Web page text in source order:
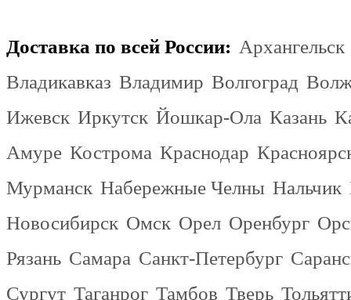
Доставка по всей России: Архангельск
Владикавказ Владимир Волгоград
Ижевск Иркутск Йошкар-Ола Казань
Амуре Кострома Краснодар
Мурманск Набережные Челны Нальчик
Новосибирск Омск Орел Оренбург
Рязань Самара Санкт-Петербург
Сургут Таганрог Тамбов Тверь